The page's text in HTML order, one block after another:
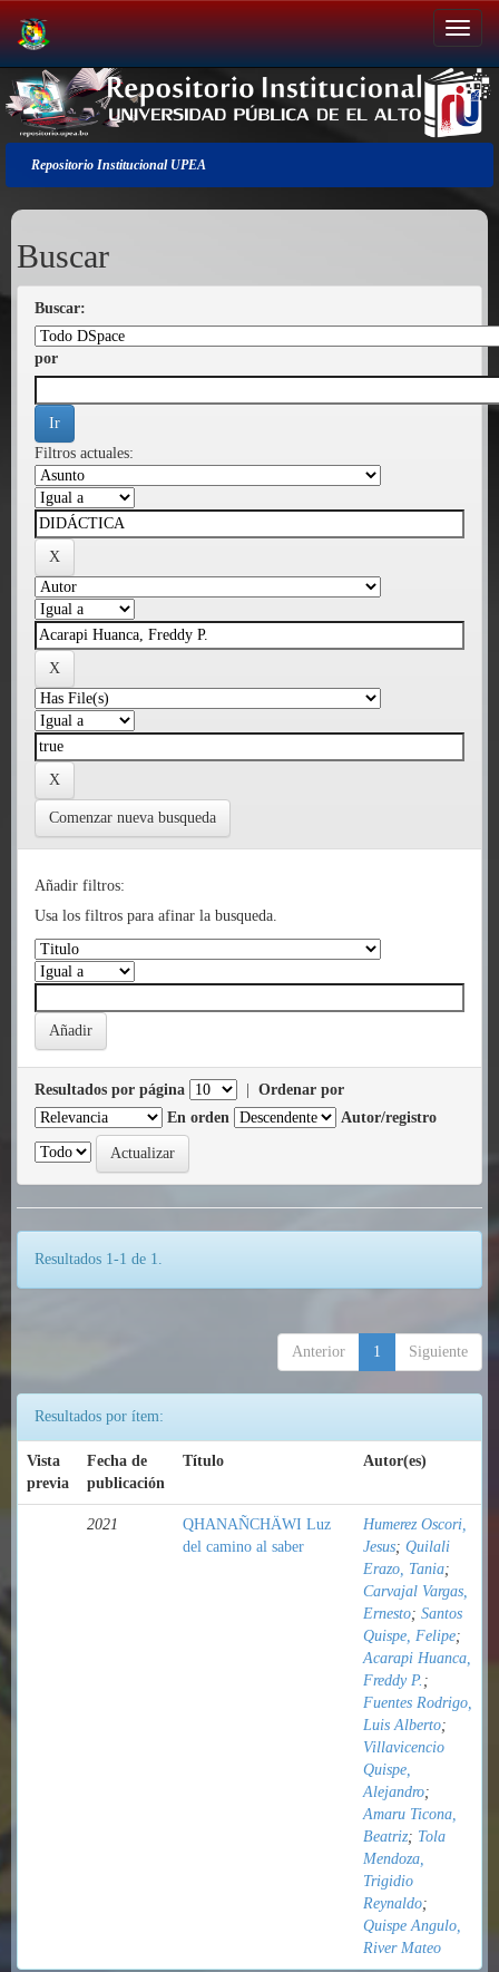
Salir
de
la
navegación
Repositorio Institucional UPEA
Buscar
Buscar:
por
Filtros actuales:
Comenzar nueva busqueda
Añadir filtros:
Usa los filtros para afinar la busqueda.
Resultados por página
Ordenar por
En orden
Autor/registro
Resultados 1-1 de 1.
Anterior 1 Siguiente
Resultados por ítem:
Vista
previa
Fecha de
publicación
Título Autor(es)
2021
QHANAÑCHÄWI Luz
del camino al saber
Humerez Oscori,
Jesus; Quilali
Erazo, Tania;
Carvajal Vargas,
Ernesto; Santos
Quispe, Felipe;
Acarapi Huanca,
Freddy P. ;
Fuentes Rodrigo,
Luis Alberto;
Villavicencio
Quispe,
Alejandro;
Amaru Ticona,
Beatriz; Tola
Mendoza,
Trigidio
Reynaldo;
Quispe Angulo,
River Mateo